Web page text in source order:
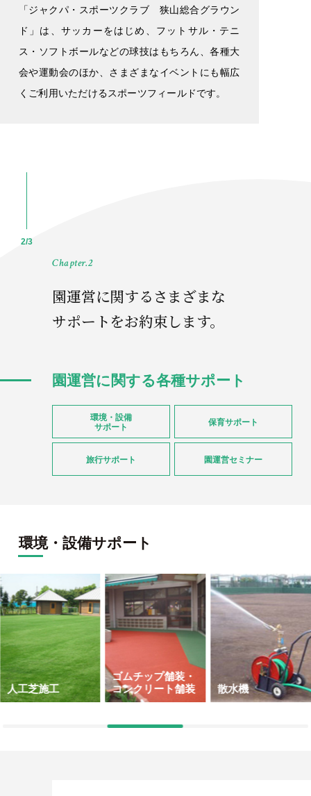
「ジャクパ・スポーツクラブ 狭山総合グラウン
ド」は、サッカーをはじめ、フットサル・テニ
ス・ソフトボールなどの球技はもちろん、各種大
会や運動会のほか、さまざまなイベントにも幅広
くご利用いただけるスポーツフィールドです。
2/3
Chapter.2
園運営に関するさまざまな
サポートをお約束します。
園運営に関する各種サポート
環境・設備
サポート
保育サポート
旅行サポート 園運営セミナー
環境・設備サポート
ゴムチップ舗装・
コンクリート舗装
散水機 オーニング